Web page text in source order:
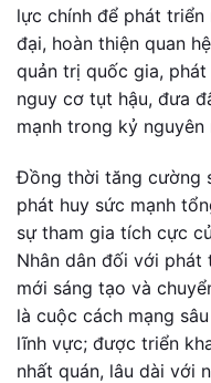
lực chính để phát triển
đại, hoàn thiện quan
quản trị quốc gia,
nguy cơ tụt hậu, đưa
mạnh trong kỷ nguyên
Đồng thời tăng cường
phát huy sức mạnh
sự tham gia tích cực
Nhân dân đối với phát
mới sáng tạo và
là cuộc cách mạng
lĩnh vực; được triển
nhất quán, lâu dài với